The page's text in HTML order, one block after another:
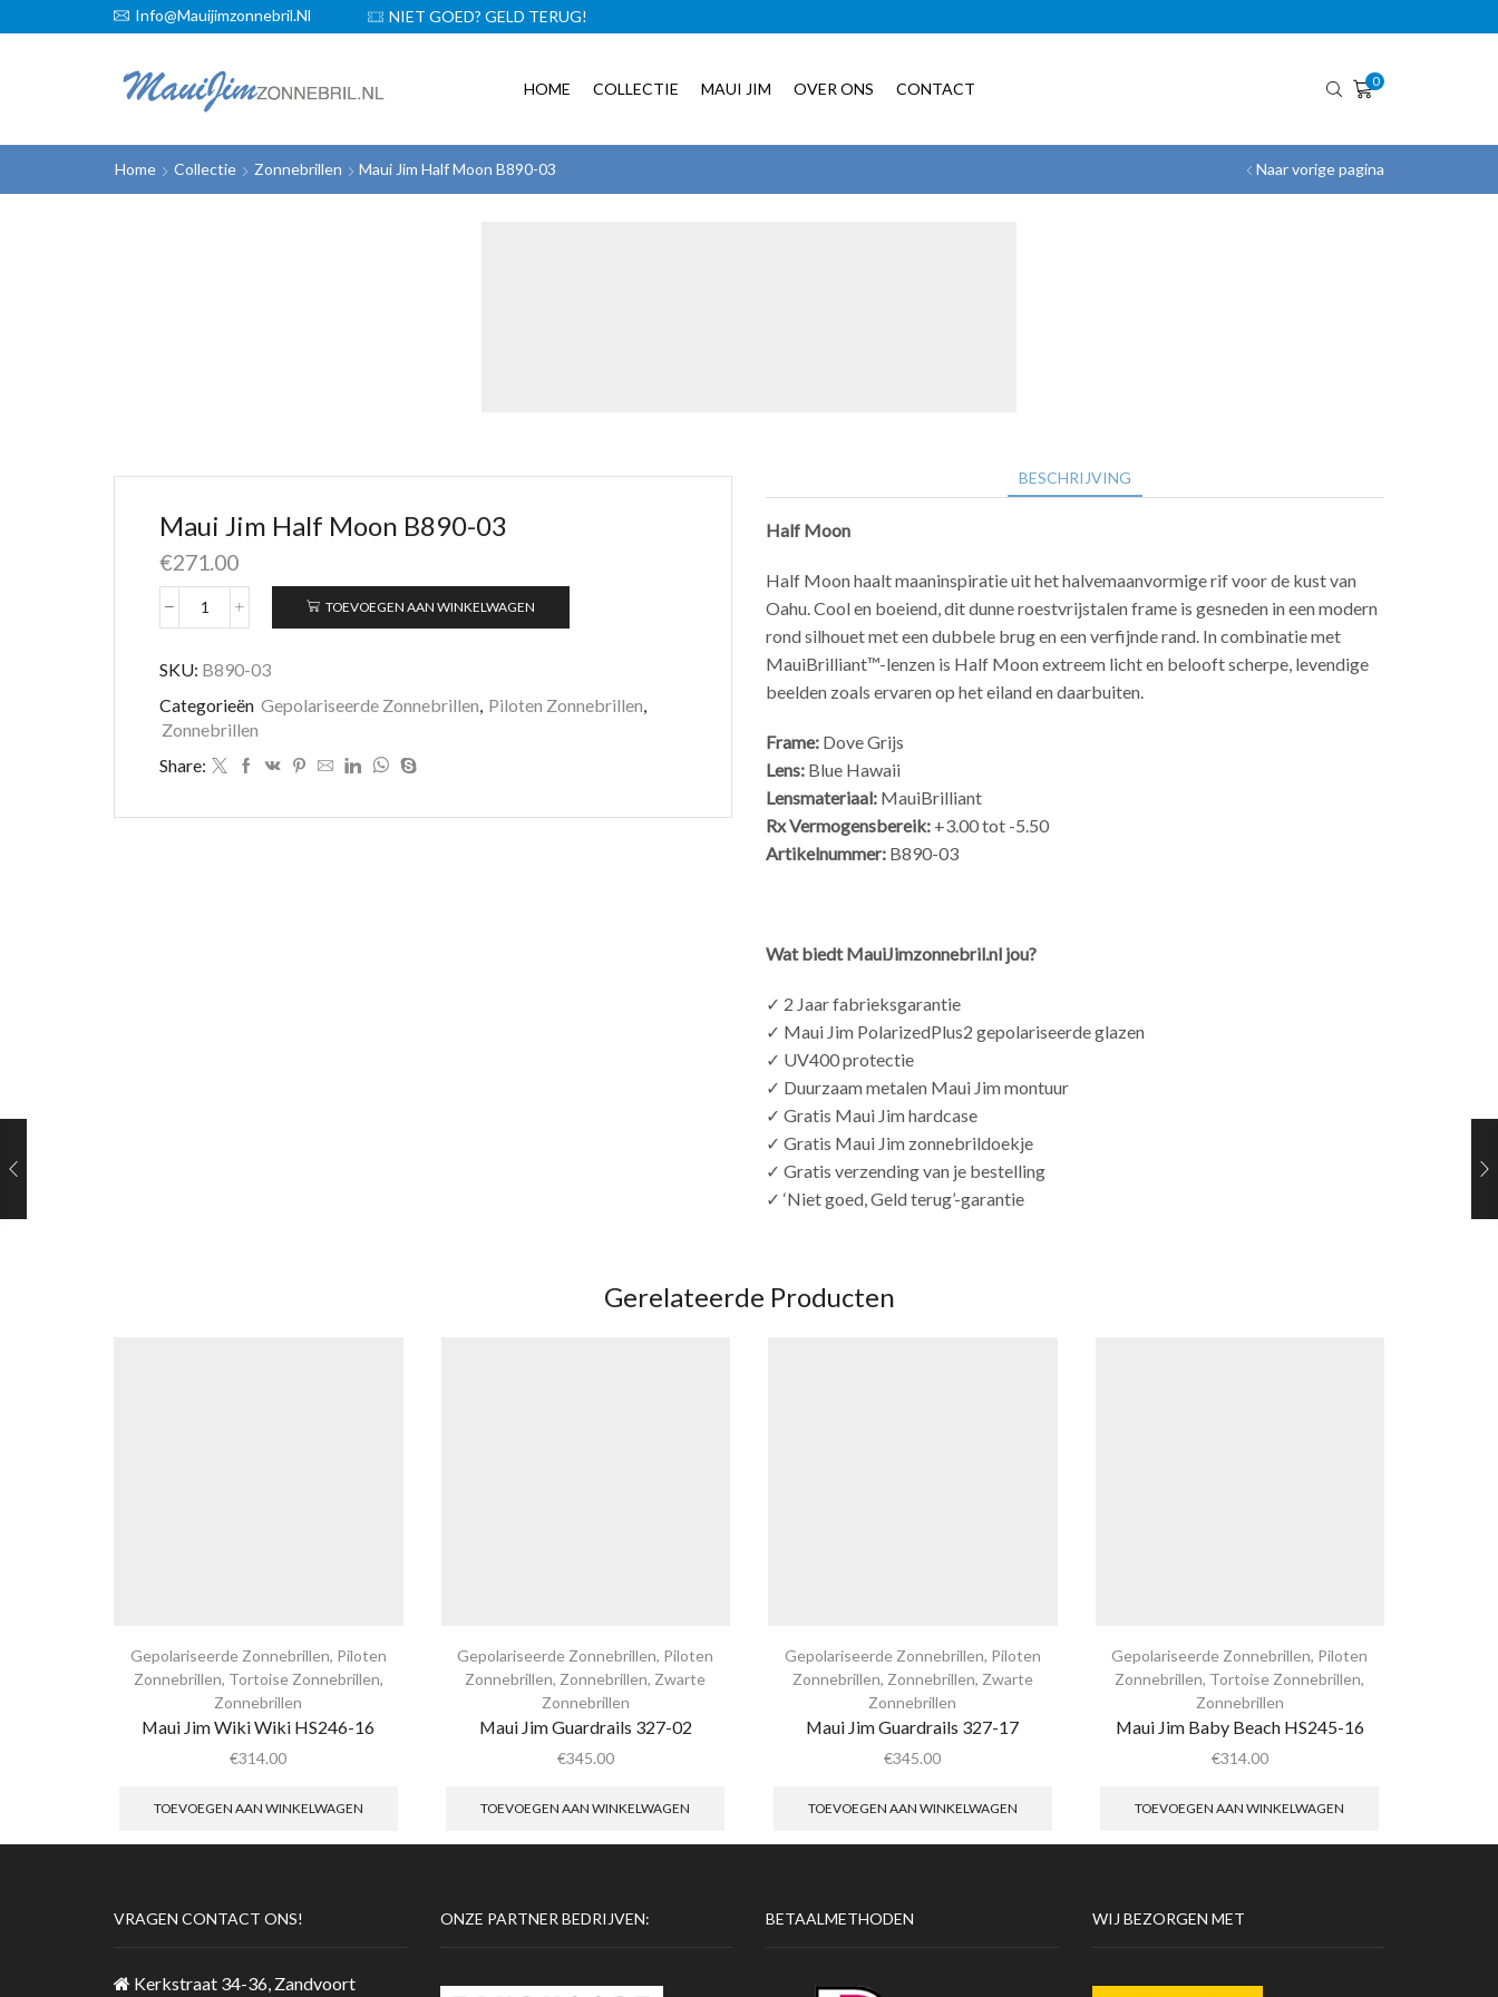
Info@mauijimzonnebril.nl
GRATIS VERZENDING! NIET GOED? GELD TERUG!
HOME COLLECTIE MAUI JIM OVER ONS CONTACT 0
Home Collectie Zonnebrillen Maui Jim Half Moon B890-03 Naar vorige pagina
Maui Jim Half Moon B890-03
€271.00
Maui
Half
Moon
B890-
03
TOEVOEGEN AAN WINKELWAGEN
SKU: B890-03
Categorieën Gepolariseerde Zonnebrillen Piloten Zonnebrillen
Zonnebrillen
Share:
BESCHRIJVING
Half Moon
Half Moon haalt maaninspiratie uit het halvemaanvormige rif voor de kust van
Oahu. Cool en boeiend, dit dunne roestvrijstalen frame is gesneden in een modern
rond silhouet met een dubbele brug en een verfijnde rand. In combinatie met
MauiBrilliant™-lenzen is Half Moon extreem licht en belooft scherpe, levendige
beelden zoals ervaren op het eiland en daarbuiten.
Frame: Dove Grijs
Lens: Blue Hawaii
Lensmateriaal: MauiBrilliant
Rx Vermogensbereik: +3.00 tot -5.50
Artikelnummer: B890-03
Wat biedt MauiJimzonnebril.nl jou?
✓ 2 Jaar fabrieksgarantie
✓ Maui Jim PolarizedPlus2 gepolariseerde glazen
✓ UV400 protectie
✓ Duurzaam metalen Maui Jim montuur
✓ Gratis Maui Jim hardcase
✓ Gratis Maui Jim zonnebrildoekje
✓ Gratis verzending van je bestelling
✓ ‘Niet goed, Geld terug’-garantie
Gerelateerde Producten
Gepolariseerde Zonnebrillen, Piloten
Zonnebrillen, Tortoise Zonnebrillen,
Zonnebrillen
Maui Jim Wiki Wiki HS246-16
€314.00
TOEVOEGEN AAN WINKELWAGEN
Gepolariseerde Zonnebrillen, Piloten
Zonnebrillen, Zonnebrillen, Zwarte
Zonnebrillen
Maui Jim Guardrails 327-02
€345.00
TOEVOEGEN AAN WINKELWAGEN
Gepolariseerde Zonnebrillen, Piloten
Zonnebrillen, Zonnebrillen, Zwarte
Zonnebrillen
Maui Jim Guardrails 327-17
€345.00
TOEVOEGEN AAN WINKELWAGEN
Gepolariseerde Zonnebrillen, Piloten
Zonnebrillen, Tortoise Zonnebrillen,
Zonnebrillen
Maui Jim Baby Beach HS245-16
€314.00
TOEVOEGEN AAN WINKELWAGEN
VRAGEN CONTACT ONS!
Kerkstraat 34-36, Zandvoort
ONZE PARTNER BEDRIJVEN: BETAALMETHODEN WIJ BEZORGEN MET